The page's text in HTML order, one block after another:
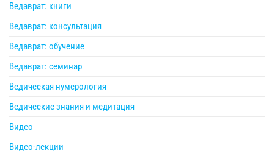
Ведаврат: книги
Ведаврат: консультация
Ведаврат: обучение
Ведаврат: семинар
Ведическая нумерология
Ведические знания и медитация
Видео
Видео-лекции